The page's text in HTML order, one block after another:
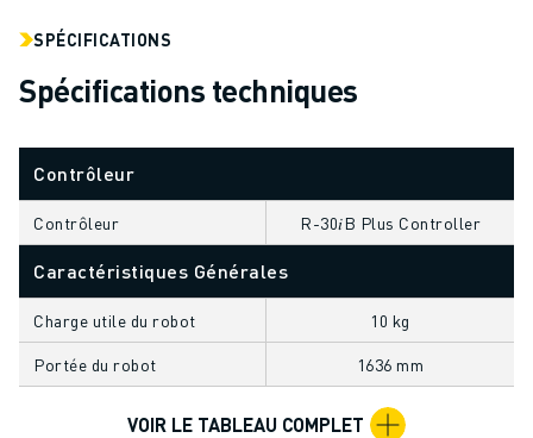
TOUTES LES APPLICATIONS
USINAGE 5 AXES
SOUDAGE À L'ARC
RECTIFICATION CNC
FRAISAGE CNC
TOURNAGE CNC
PERÇAGE ET TARAUDAGE À GRANDE VITESSE
MOULAGE PAR INJECTION
ENTRETIEN DES MACHINES
MANUTENTION
PEINTURE
SPÉCIFICATIONS
Spécifications techniques
Contrôleur
Contrôleur R-30𝑖B Plus Controller
Caractéristiques Générales
Charge utile du robot 10 kg
Portée du robot 1636 mm
VOIR LE TABLEAU COMPLET